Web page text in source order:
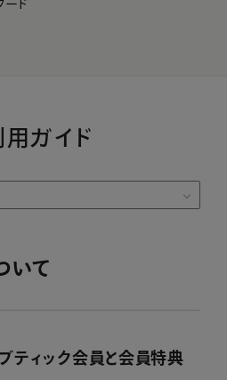
レゼントキャンペーン開催中
ード
用ガイド
いて
ティック会員と会員特典